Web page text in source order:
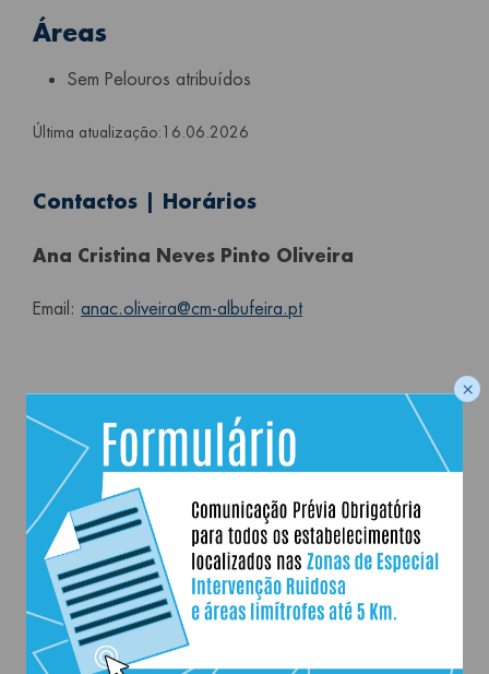
Contactos | Horários
Ana Cristina Neves Pinto Oliveira
Email: anac.oliveira@cm-albufeira.pt
Áreas
Sem Pelouros atribuídos
Última atualização:16.06.2026
Vereadores
ver também
×